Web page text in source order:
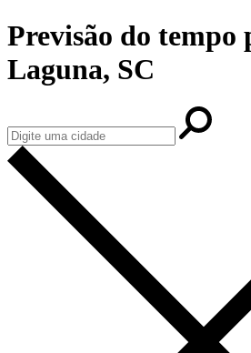
Previsão do tempo
Laguna, SC